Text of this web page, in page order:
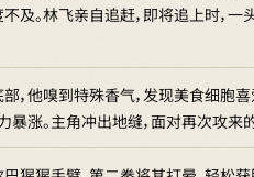
。林飞亲自追赶，即将追上时，
，他嗅到特殊香气，发现美食细胞
暴涨。主角冲出地缝，面对再次攻